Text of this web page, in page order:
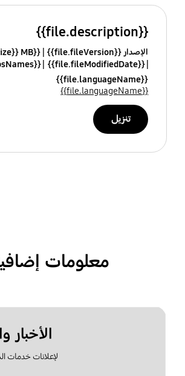
{{file.description}}
الإصدار {{file.fileVersion}}
{{file.fileSize}} MB
{{file.fileModifiedDate}}
{{file.osNames}}
{{file.languageName}}
{{file.languageName}}
تنزيل
معلومات
الأخبار
لإعلانات خدمات